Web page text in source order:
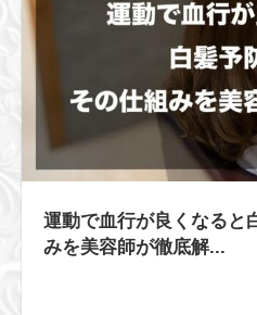
運動で血行が良くなると
みを美容師が徹底解...